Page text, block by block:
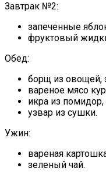
Завтрак №2:
запеченные
фруктовый
Обед:
борщ из овощей,
вареное мясо
икра из
узвар из сушки.
Ужин:
вареная
зеленый чай.